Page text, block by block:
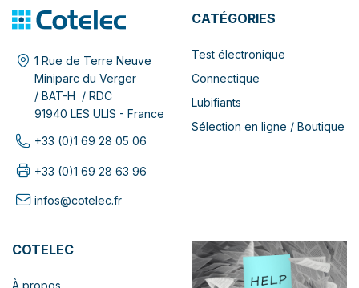
1 Rue de Terre Neuve
Miniparc du Verger
/ BAT-H / RDC
91940 LES ULIS - France
+33 (0)1 69 28 05 06
+33 (0)1 69 28 63 96
infos@cotelec.fr
CATÉGORIES
Test électronique
Connectique
Lubifiants
Sélection en ligne / Boutique
COTELEC
À propos